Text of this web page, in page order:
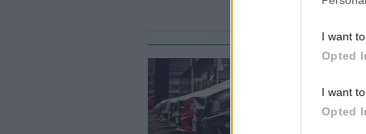
I want
Opted
I want
Opted